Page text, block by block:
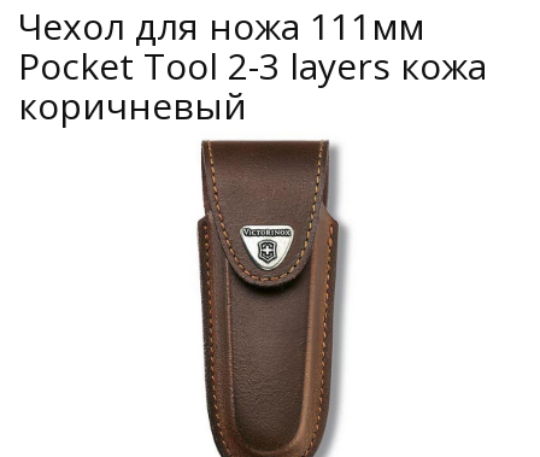
Чехол для ножа 111мм
Pocket Tool 2-3 layers кожа
коричневый